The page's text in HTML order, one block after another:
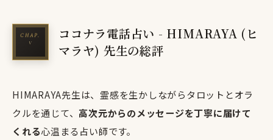
ココナラ電話占い - HIMARAYA (ヒ
マラヤ) 先生の総評
HIMARAYA先生は、霊感を生かしながらタロットとオラ
クルを通じて、 高次元からのメッセージを丁寧に届けて
くれる心温まる占い師です。